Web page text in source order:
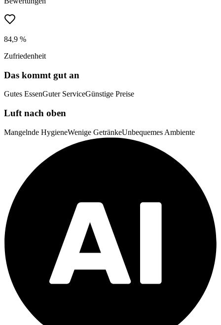
84,9 %
Zufriedenheit
Das kommt gut an
Gutes EssenGuter ServiceGünstige Preise
Luft nach oben
Mangelnde HygieneWenige GetränkeUnbequemes Ambiente